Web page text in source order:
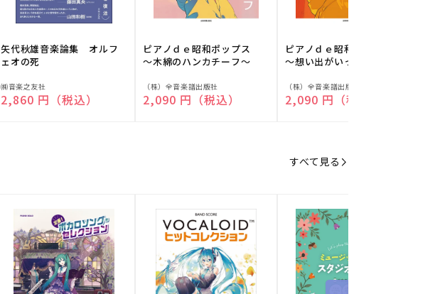
矢代秋雄音楽論集 オルフ
ェオの死
販
売
㈱音楽之友社
通常価格
2,860 円（税込）
ピアノｄｅ昭和ポップス
～木綿のハンカチーフ～
販
売
（株）全音楽譜出版社
通常価格
2,090 円（税込）
ピアノｄｅ昭和ポップス
～想い出がいっぱい～
販
売
（株）全音楽譜出版社
通常価格
2,090 円（税込）
すべて見る